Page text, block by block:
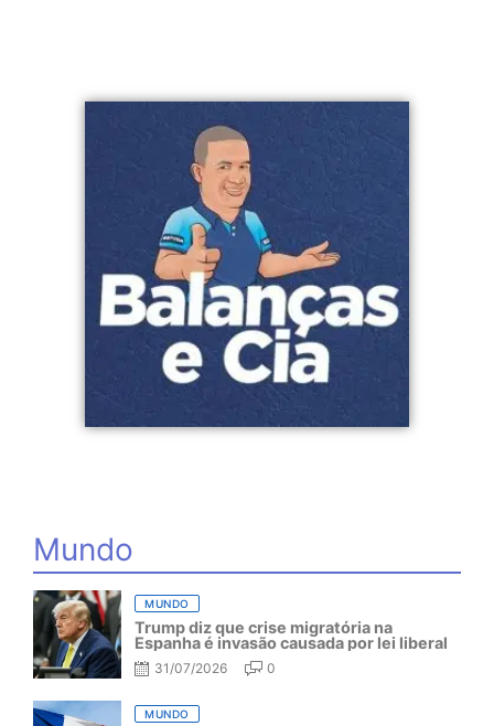
Mundo
MUNDO
Trump diz que crise migratória na
Espanha é invasão causada por lei liberal
31/07/2026 0
MUNDO